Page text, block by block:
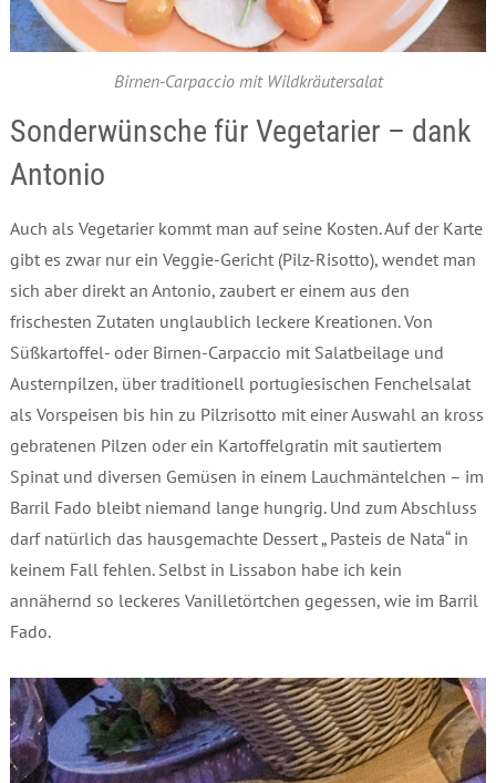
Birnen-Carpaccio mit Wildkräutersalat
Sonderwünsche für Vegetarier – dank
Antonio
Auch als Vegetarier kommt man auf seine Kosten. Auf der Karte
gibt es zwar nur ein Veggie-Gericht (Pilz-Risotto), wendet man
sich aber direkt an Antonio, zaubert er einem aus den
frischesten Zutaten unglaublich leckere Kreationen. Von
Süßkartoffel- oder Birnen-Carpaccio mit Salatbeilage und
Austernpilzen, über traditionell portugiesischen Fenchelsalat
als Vorspeisen bis hin zu Pilzrisotto mit einer Auswahl an kross
gebratenen Pilzen oder ein Kartoffelgratin mit sautiertem
Spinat und diversen Gemüsen in einem Lauchmäntelchen – im
Barril Fado bleibt niemand lange hungrig. Und zum Abschluss
darf natürlich das hausgemachte Dessert „ Pasteis de Nata“ in
keinem Fall fehlen. Selbst in Lissabon habe ich kein
annähernd so leckeres Vanilletörtchen gegessen, wie im Barril
Fado.